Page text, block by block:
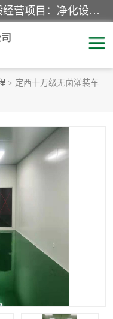
西安超润环境科技有限公司一般经营项目：净化设备、厨房设备、五金机电设备、不锈钢制品、彩钢夹心板、水处理设备的研发、销售；空气净化设备、办公设备、通风设备、建筑材料、金属材料的销售；净化工程、钢结构工程、机电设备工程的设计与施工及技术咨询服务；货物及技术的进出口的业务经营。
> 定西十万级无菌灌装车
净室工程
车间